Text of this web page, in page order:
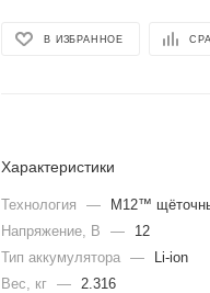
В ИЗБРАННОЕ
Характеристики
Технология —
M12™
Напряжение, В
—
12
Тип аккумулятора
—
Li-ion
Вес, кг
—
2.316